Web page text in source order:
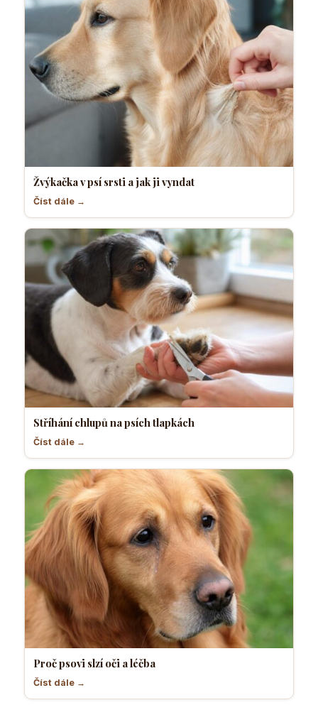
Žvýkačka v psí srsti a jak ji vyndat
Číst dále →
Stříhání chlupů na psích tlapkách
Číst dále →
Proč psovi slzí oči a léčba
Číst dále →